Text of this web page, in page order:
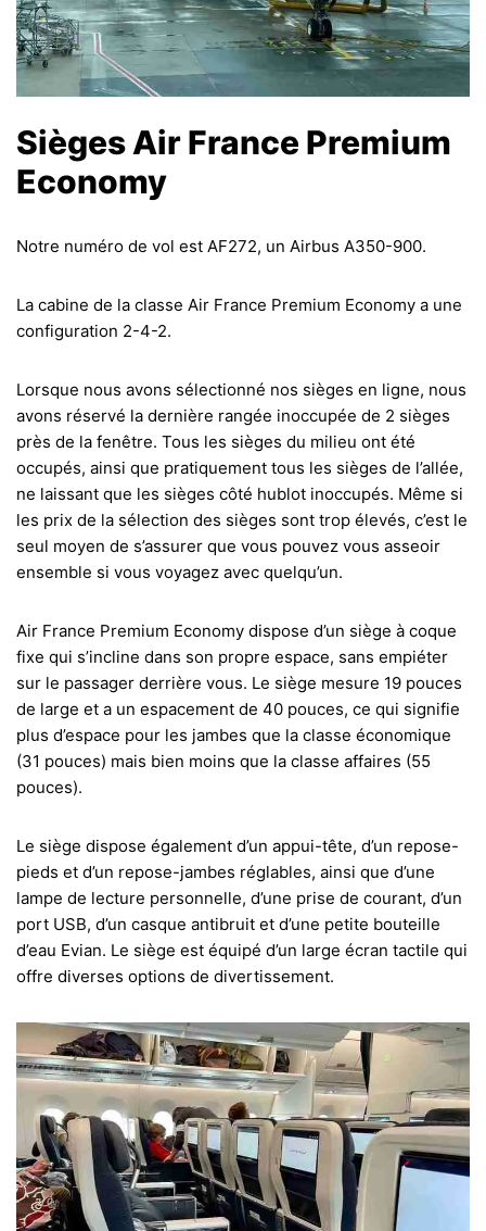
Sièges Air France Premium
Economy
Notre numéro de vol est AF272, un Airbus A350-900.
La cabine de la classe Air France Premium Economy a une
configuration 2-4-2.
Lorsque nous avons sélectionné nos sièges en ligne, nous
avons réservé la dernière rangée inoccupée de 2 sièges
près de la fenêtre. Tous les sièges du milieu ont été
occupés, ainsi que pratiquement tous les sièges de l’allée,
ne laissant que les sièges côté hublot inoccupés. Même si
les prix de la sélection des sièges sont trop élevés, c’est le
seul moyen de s’assurer que vous pouvez vous asseoir
ensemble si vous voyagez avec quelqu’un.
Air France Premium Economy dispose d’un siège à coque
fixe qui s’incline dans son propre espace, sans empiéter
sur le passager derrière vous. Le siège mesure 19 pouces
de large et a un espacement de 40 pouces, ce qui signifie
plus d’espace pour les jambes que la classe économique
(31 pouces) mais bien moins que la classe affaires (55
pouces).
Le siège dispose également d’un appui-tête, d’un repose-
pieds et d’un repose-jambes réglables, ainsi que d’une
lampe de lecture personnelle, d’une prise de courant, d’un
port USB, d’un casque antibruit et d’une petite bouteille
d’eau Evian. Le siège est équipé d’un large écran tactile qui
offre diverses options de divertissement.